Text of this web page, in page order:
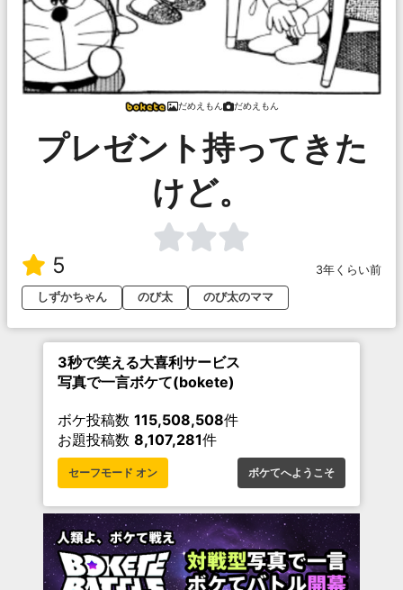
だめえもん だめえもん
プレゼント持ってきた
けど。
5
3年くらい前
しずかちゃん
のび太 のび太のママ
3秒で笑える大喜利サービス
写真で一言ボケて(bokete)
ボケ投稿数 115,508,508件
お題投稿数 8,107,281件
セーフモード オン ボケてへようこそ